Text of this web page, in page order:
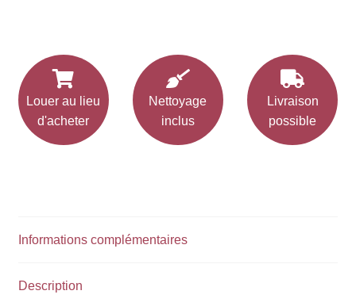
Louer au lieu
d'acheter
Nettoyage
inclus
Livraison
possible
Informations complémentaires
Description